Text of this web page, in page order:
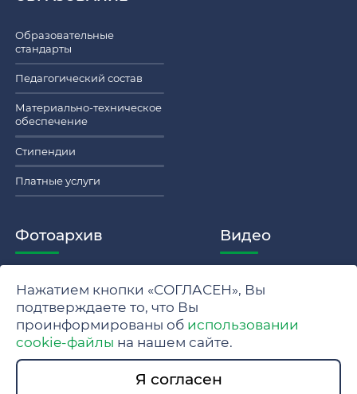
Образовательные
стандарты
Педагогический состав
Материально-техническое
обеспечение
Стипендии
Платные услуги
Фотоархив Видео
Политика обработки персональных данных МГУ
Положение об обработке и защите персональных данных
© 2024 Московский государственный университет имени
Нажатием кнопки «СОГЛАСЕН», Вы
подтверждаете то, что Вы
проинформированы об использовании
cookie-файлы на нашем сайте.
Я согласен